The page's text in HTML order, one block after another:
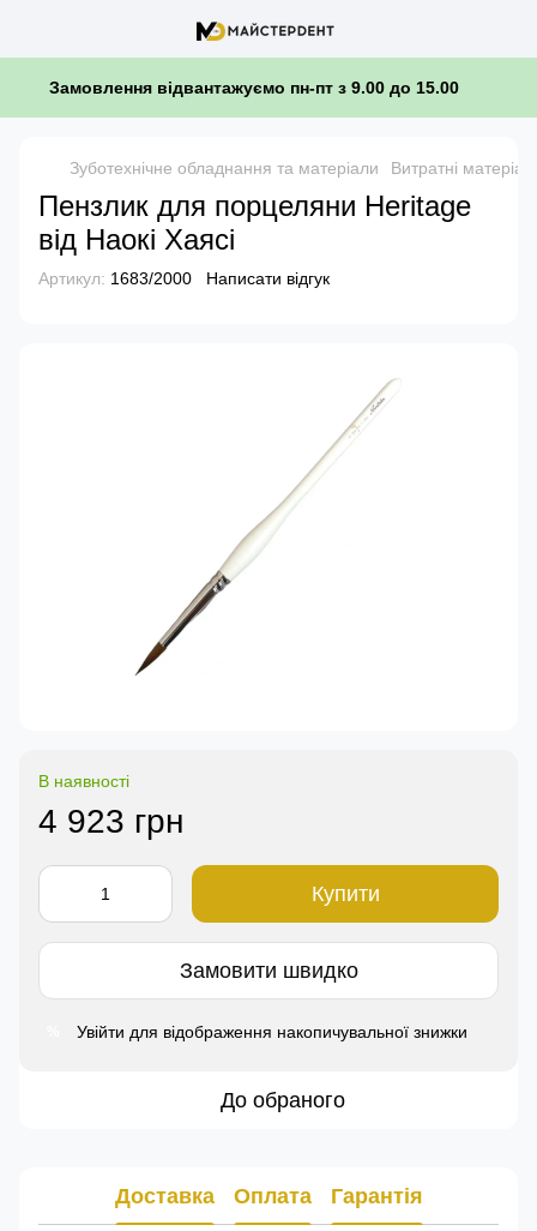
Замовлення відвантажуємо пн-пт з 9.00 до 15.00
Зуботехнічне обладнання та матеріали Витратні
Пензлик для порцеляни Heritage
від Наокі Хаясі
Артикул: 1683/2000 Написати відгук
В наявності
4 923 грн
Купити
Замовити швидко
Увійти для відображення накопичувальної знижки
До обраного
Доставка Оплата Гарантія